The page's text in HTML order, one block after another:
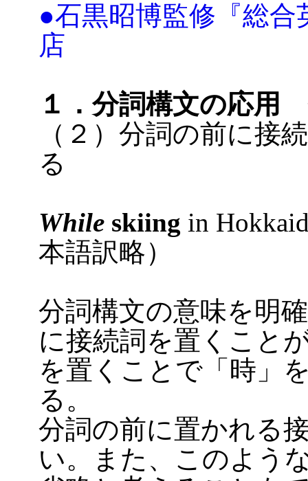
●石黒昭博監修『総合
店
１．分詞構文の応用
（２）分詞の前に接
る
While skiing in
本語訳略）
分詞構文の意味を明
に接続詞を置くこと
を置くことで「時」
る。
分詞の前に置かれる
い。また、このよう